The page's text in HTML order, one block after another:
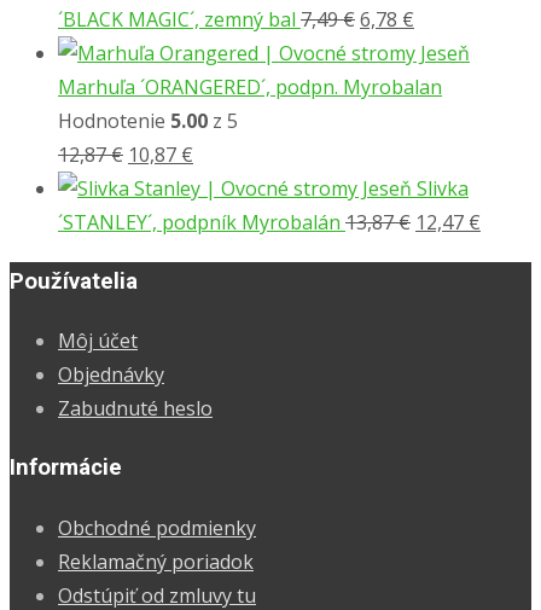
´BLACK MAGIC´, zemný bal 7,49€Pôvodná
cena
bola:
6,78 €
cena
je:
Marhuľa ´ORANGERED´, podpn. Myrobalan
Hodnotenie 5.00 z 5
12,87€ Pôvodná
cena
bola:
10,87 €
cena
je:
Slivka
´STANLEY´, podpník Myrobalán 13,87€ Pôvodná
12,47 €
Používatelia
Môj účet
Objednávky
Zabudnuté heslo
Informácie
Obchodné podmienky
Reklamačný poriadok
Odstúpiť od zmluvy tu